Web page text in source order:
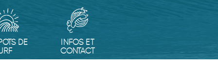
DE
INFOS ET
CONTACT